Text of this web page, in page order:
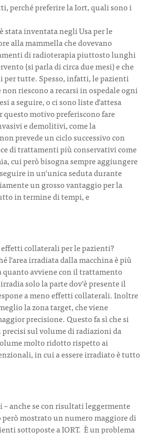
perché preferire la Iort, quali sono i
stata inventata negli Usa per le
alla mammella che dovevano
di radioterapia piuttosto lunghi
(si parla di circa due mesi) e che
tutte. Spesso, infatti, le pazienti
riescono a recarsi in ospedale ogni
a seguire, o ci sono liste d’attesa
motivo preferiscono fare
e demolitivi, come la
prevede un ciclo successivo con
di trattamenti più conservativi come
cui però bisogna sempre aggiungere
in un’unica seduta durante
un grosso vantaggio per la
in termine di tempi, e
collaterali per le pazienti?
l’area irradiata dalla macchina è più
avviene con il trattamento
solo la parte dov’è presente il
a meno effetti collaterali. Inoltre
la zona target, che viene
precisione. Questo fa sì che si
precisi sul volume di radiazioni da
molto ridotto rispetto ai
in cui a essere irradiato è tutto
anche se con risultati leggermente
mostrato un numero maggiore di
sottoposte a IORT. È un problema